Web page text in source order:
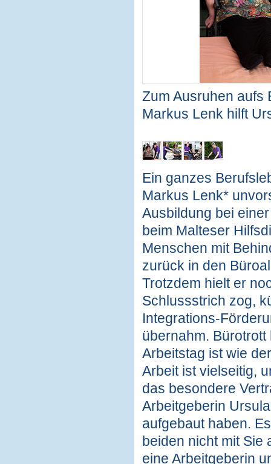
Zum Ausruhen aufs
Markus Lenk hilft
Ein ganzes
Markus Lenk*
Ausbildung bei
beim Malteser
Menschen mit
zurück in den
Trotzdem hielt er
Schlussstrich zog,
Integrations-
übernahm.
Arbeitstag ist wie
Arbeit ist vielseitig,
das besondere
Arbeitgeberin
aufgebaut haben.
beiden nicht mit Sie
eine Arbeitgeberin